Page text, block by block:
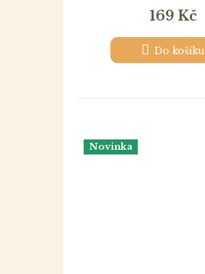
169 Kč
Do košíku
Novinka